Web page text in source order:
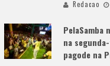
Redacao
PelaSamba
na
pagode na